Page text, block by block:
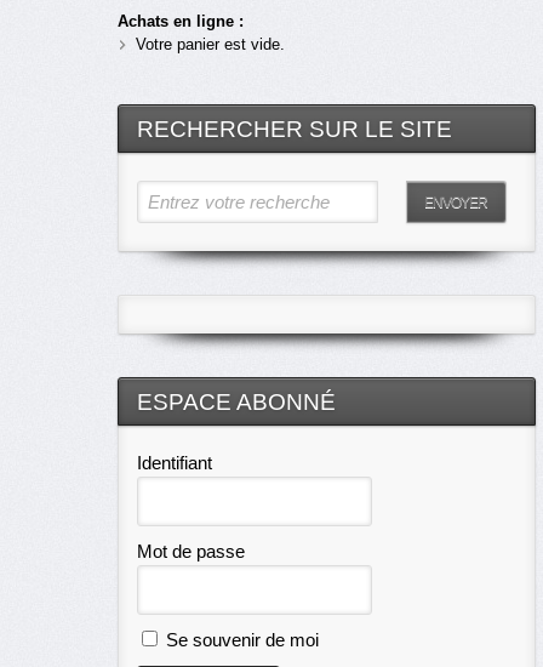
Achats en ligne :
Votre panier est vide.
RECHERCHER SUR LE SITE
Entrez votre recherche ENVOYER
ESPACE ABONNÉ
Identifiant
Mot de passe
Se souvenir de moi